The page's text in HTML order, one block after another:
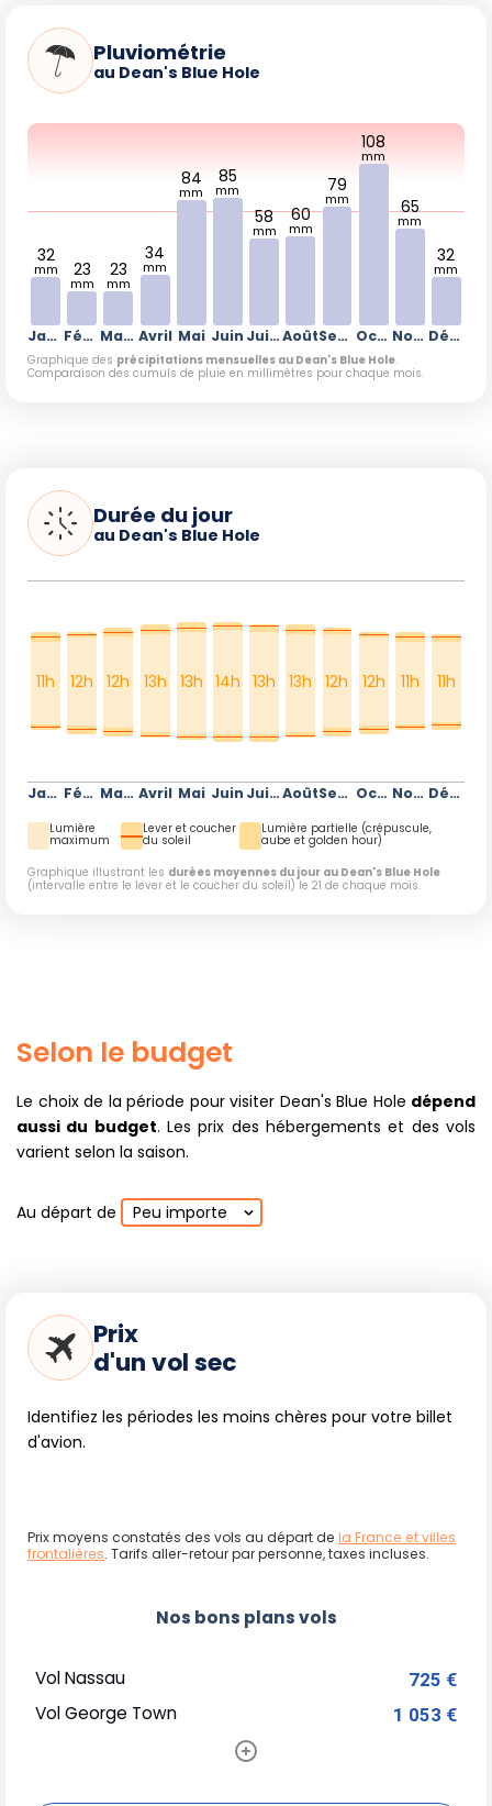
Pluviométrie
au Dean's Blue Hole
Janvier
32
mm
Février
23
mm
Mars
23
mm
Avril
34
mm
Mai
84
mm
Juin
85
mm
Juillet
58
mm
Août
60
mm
Septembre
79
mm
Octobre
108
mm
Novembre
65
mm
Décembre
32
mm
Graphique des précipitations mensuelles au Dean's Blue Hole.
Comparaison des cumuls de pluie en millimètres pour chaque mois.
Durée du jour
au Dean's Blue Hole
Janvier
11h
Février
12h
Mars
12h
Avril
13h
Mai
13h
Juin
14h
Juillet
13h
Août
13h
Septembre
12h
Octobre
12h
Novembre
11h
Décembre
11h
Lumière
maximum
Lever et coucher
du soleil
Lumière partielle (crépuscule,
aube et golden hour)
Graphique illustrant les durées moyennes du jour au Dean's Blue Hole
(intervalle entre le lever et le coucher du soleil) le 21 de chaque mois.
Selon le budget
Le choix de la période pour visiter Dean's Blue Hole dépend
aussi du budget. Les prix des hébergements et des vols
varient selon la saison.
Au départ de Peu importe
Prix
d'un vol sec
Identifiez les périodes les moins chères pour votre billet
d'avion.
Prix moyens constatés des vols au départ de la France et villes
frontalières. Tarifs aller-retour par personne, taxes incluses.
Nos bons plans vols
Vol Nassau 725 €
Vol George Town 1 053 €